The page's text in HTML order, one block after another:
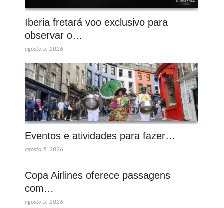
Iberia fretará voo exclusivo para
observar o…
agosto 5, 2026
Eventos e atividades para fazer…
agosto 5, 2026
Copa Airlines oferece passagens
com…
agosto 5, 2026